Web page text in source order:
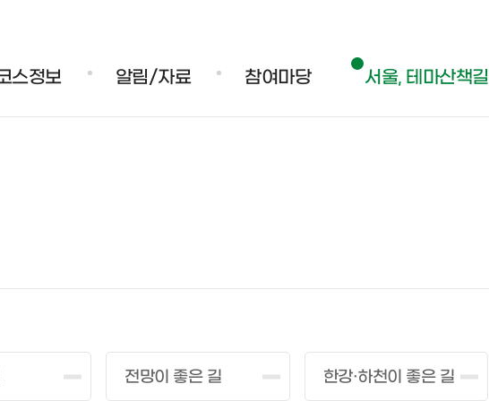
스정보 알림/자료 참여마당 서울, 테마산책길
전망이 좋은 길 한강·하천이 좋은 길